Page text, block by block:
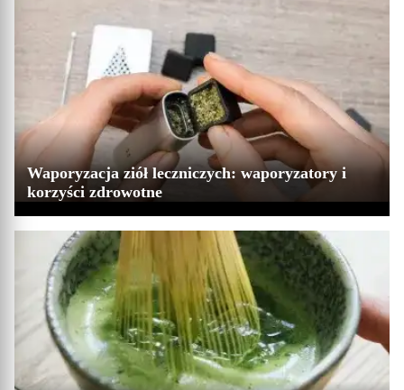
Waporyzacja ziół leczniczych: waporyzatory i
korzyści zdrowotne